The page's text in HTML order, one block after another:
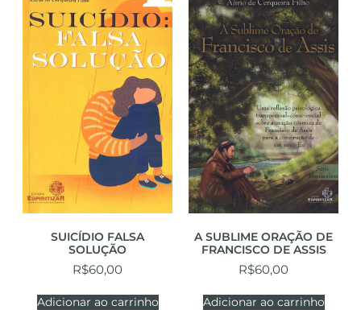
SUICÍDIO FALSA
SOLUÇÃO
R$60,00
Adicionar ao carrinho
A SUBLIME ORAÇÃO DE
FRANCISCO DE ASSIS
R$60,00
Adicionar ao carrinho